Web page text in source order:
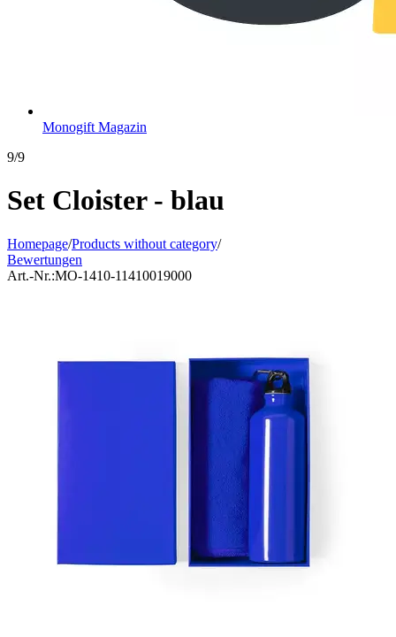
Monogift Magazin
9/9
Set Cloister - blau
Homepage/Products without category/
Bewertungen
Art.-Nr.:MO-1410-11410019000